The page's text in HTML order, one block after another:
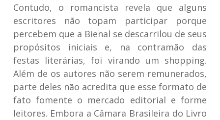
Contudo, o romancista revela que alguns
escritores não topam participar porque
percebem que a Bienal se descarrilou de seus
propósitos iniciais e, na contramão das
festas literárias, foi virando um shopping.
Além de os autores não serem remunerados,
parte deles não acredita que esse formato de
fato fomente o mercado editorial e forme
leitores. Embora a Câmara Brasileira do Livro